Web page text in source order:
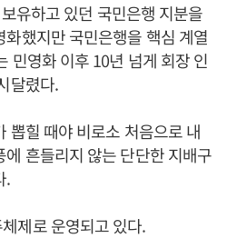
유하고 있던 국민은행 지분을
했지만 국민은행을 핵심 계열
민영화 이후 10년 넘게 회장 인
달렸다.
뽑힐 때야 비로소 처음으로 내
흔들리지 않는 단단한 지배구
.
제로 운영되고 있다.